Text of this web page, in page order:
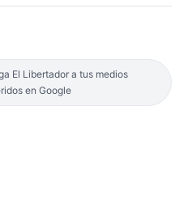
El Libertador a tus medios
en Google